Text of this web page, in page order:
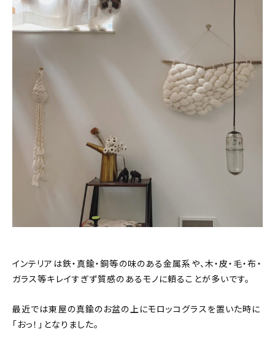
インテリアは鉄・真鍮・銅等の味のある金属系や、木・皮・毛・布・
ガラス等キレイすぎず質感のあるモノに頼ることが多いです。
最近では東屋の真鍮のお盆の上にモロッコグラスを置いた時に
「おっ！」となりました。